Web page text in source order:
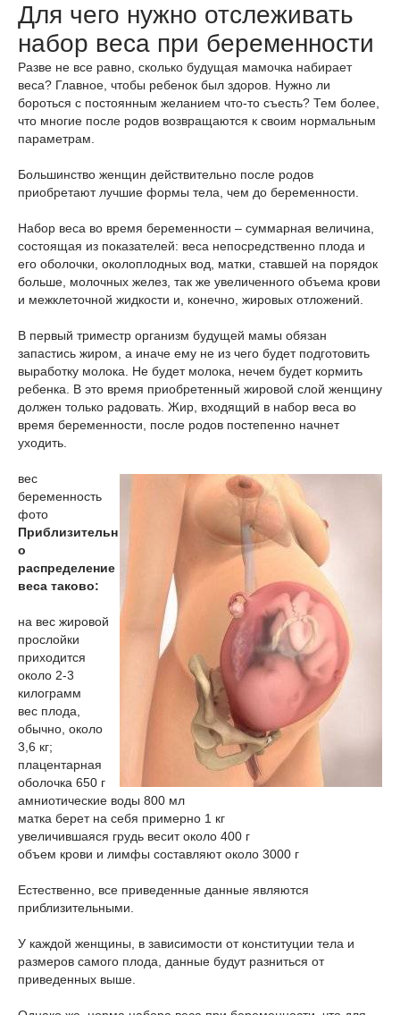
Для чего нужно отслеживать
набор веса при беременности
Разве не все равно, сколько будущая мамочка набирает
веса? Главное, чтобы ребенок был здоров. Нужно ли
бороться с постоянным желанием что-то съесть? Тем более,
что многие после родов возвращаются к своим нормальным
параметрам.
Большинство женщин действительно после родов
приобретают лучшие формы тела, чем до беременности.
Набор веса во время беременности – суммарная величина,
состоящая из показателей: веса непосредственно плода и
его оболочки, околоплодных вод, матки, ставшей на порядок
больше, молочных желез, так же увеличенного объема крови
и межклеточной жидкости и, конечно, жировых отложений.
В первый триместр организм будущей мамы обязан
запастись жиром, а иначе ему не из чего будет подготовить
выработку молока. Не будет молока, нечем будет кормить
ребенка. В это время приобретенный жировой слой женщину
должен только радовать. Жир, входящий в набор веса во
время беременности, после родов постепенно начнет
уходить.
вес
беременность
фото
Приблизительн
о
распределение
веса таково:
на вес жировой
прослойки
приходится
около 2-3
килограмм
вес плода,
обычно, около
3,6 кг;
плацентарная
оболочка 650 г
амниотические воды 800 мл
матка берет на себя примерно 1 кг
увеличившаяся грудь весит около 400 г
объем крови и лимфы составляют около 3000 г
Естественно, все приведенные данные являются
приблизительными.
У каждой женщины, в зависимости от конституции тела и
размеров самого плода, данные будут разниться от
приведенных выше.